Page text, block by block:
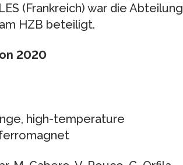
(Frankreich) war die Abteilung
HZB beteiligt.
2020
high-temperature